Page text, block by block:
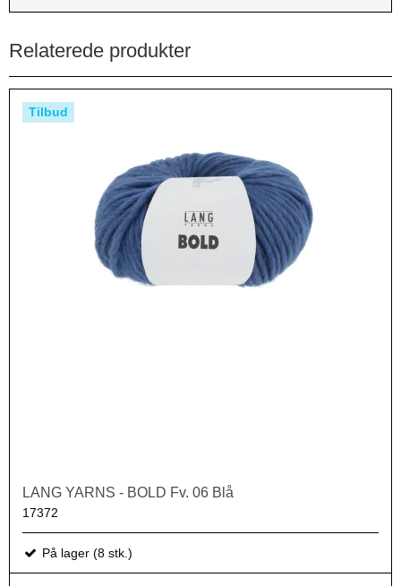
Relaterede produkter
Tilbud
LANG YARNS - BOLD Fv. 06 Blå
17372
På lager (8 stk.)